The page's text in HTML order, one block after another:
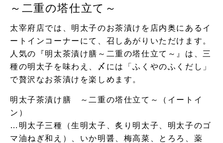
～二重の塔仕立て～
太宰府店では、明太子のお茶漬けを店内奥にあるイ
ートインコーナーにて、召しあがりいただけます。
人気の『明太茶漬け膳～二重の塔仕立て～』は、三
種の明太子を味わえ、〆には「ふくやのふくだし」
で贅沢なお茶漬けを楽しめます。
明太子茶漬け膳 ～二重の塔仕立て～（イートイ
ン）
…明太子三種（生明太子、炙り明太子、明太子のゴ
マ油ねぎ和え）、いか明醤、梅高菜、とろろ、薬